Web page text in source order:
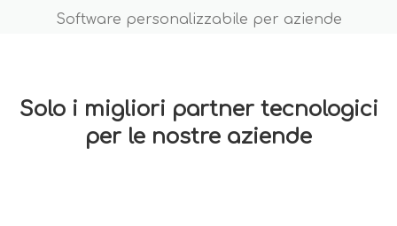
Software personalizzabile per aziende
Solo i migliori partner tecnologici
per le nostre aziende